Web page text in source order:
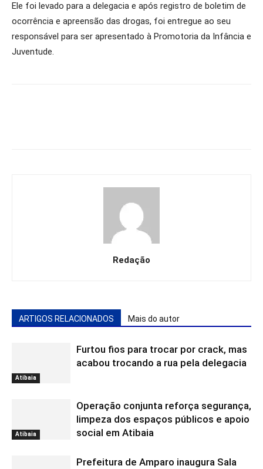
Ele foi levado para a delegacia e após registro de boletim de
ocorrência e apreensão das drogas, foi entregue ao seu
responsável para ser apresentado à Promotoria da Infância e
Juventude.
Redação
ARTIGOS RELACIONADOS Mais do autor
Atibaia
Furtou fios para trocar por crack, mas
acabou trocando a rua pela delegacia
Atibaia
Operação conjunta reforça segurança,
limpeza dos espaços públicos e apoio
social em Atibaia
Prefeitura de Amparo inaugura Sala